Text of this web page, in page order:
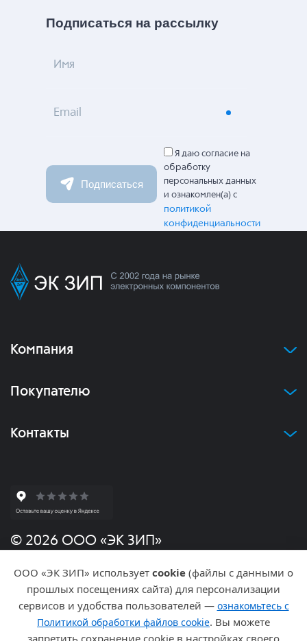
Подписаться на рассылку
Имя
Email
Подписаться
Я даю согласие на
обработку
персональных данных
и ознакомлен(а) с
политикой
конфиденциальности
Компания
Покупателю
Контакты
© 2026 ООО «ЭК ЗИП»
Политика конфиденциальности
Разработка и продвижение
ООО «ЭК ЗИП» использует cookie (файлы с данными о
прошлых посещениях сайта) для персонализации
сервисов и удобства пользователей — ознакомьтесь с
Политикой обработки файлов cookie. Вы можете
запретить сохранение cookie в настройках своего